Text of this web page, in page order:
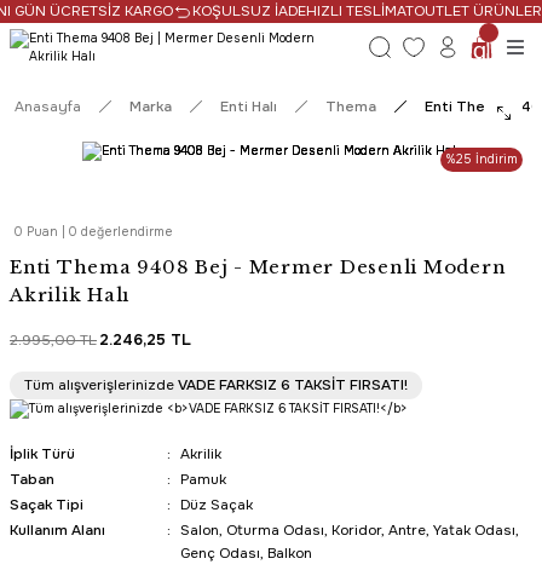
ÜCRETSİZ KARGO KOŞULSUZ İADEHIZLI TESLİMATOUTLET
Anasayfa Marka Enti Halı Thema Enti Thema
%25 İndirim
0 Puan | 0 değerlendirme
Enti Thema 9408 Bej - Mermer Desenli Modern
Akrilik Halı
2.995,00 TL2.246,25 TL
Tüm Alışverişlerde Ücretsiz Kargo
Tüm alışverişlerinizdeVADE FARKSIZ 6 TAKSİT FIRSATI!
İplik Türü
Akrilik
Taban
Pamuk
Saçak Tipi
Düz Saçak
Kullanım Alanı
Salon, Oturma Odası, Koridor, Antre, Yatak Odası,
Genç Odası, Balkon